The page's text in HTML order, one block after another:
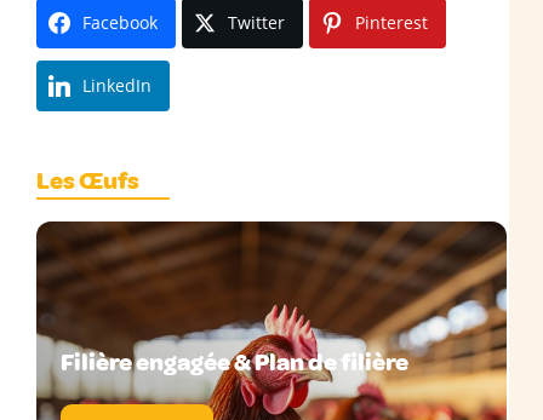
Facebook Twitter Pinterest
LinkedIn
Les Œufs
Filière engagée & Plan de filière